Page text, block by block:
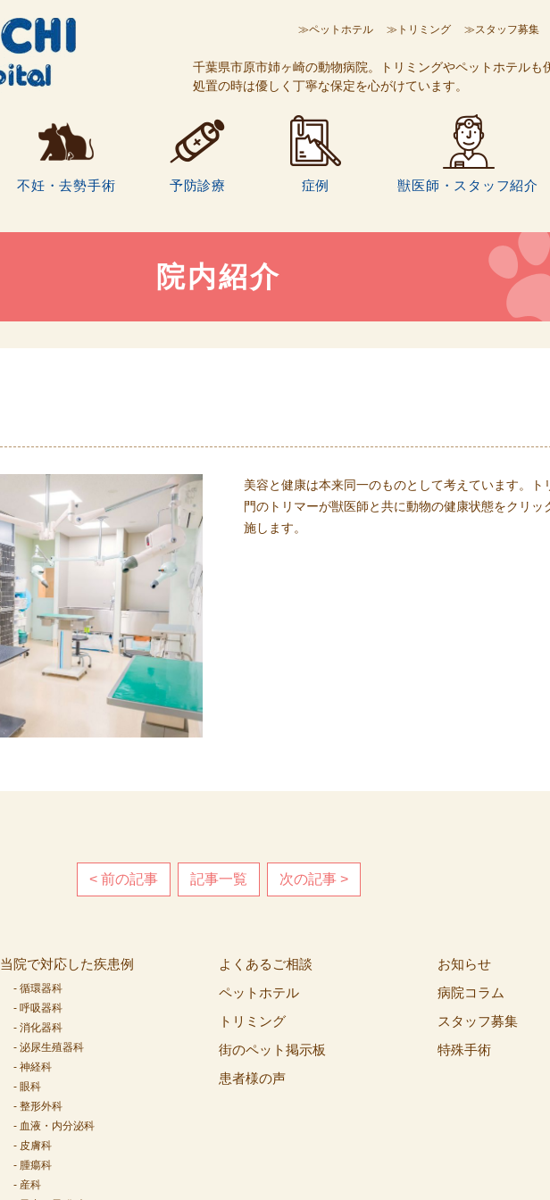
千葉県市原市姉ヶ崎の動物病院。トリミングやペットホテルも
処置の時は優しく丁寧な保定を心がけています。
≫ペットホテル ≫トリミング ≫スタッフ募集
不妊・去勢手術 予防診療 症例 獣医師・スタッフ紹介
院内紹介
美容と健康は本来同一のものとして考えています。ト
門のトリマーが獣医師と共に動物の健康状態をクリッ
施します。
< 前の記事 記事一覧 次の記事 >
当院で対応した疾患例
- 循環器科
- 呼吸器科
- 消化器科
- 泌尿生殖器科
- 神経科
- 眼科
- 整形外科
- 血液・内分泌科
- 皮膚科
- 腫瘍科
- 産科
よくあるご相談
ペットホテル
トリミング
街のペット掲示板
患者様の声
お知らせ
病院コラム
スタッフ募集
特殊手術